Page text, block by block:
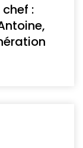
: